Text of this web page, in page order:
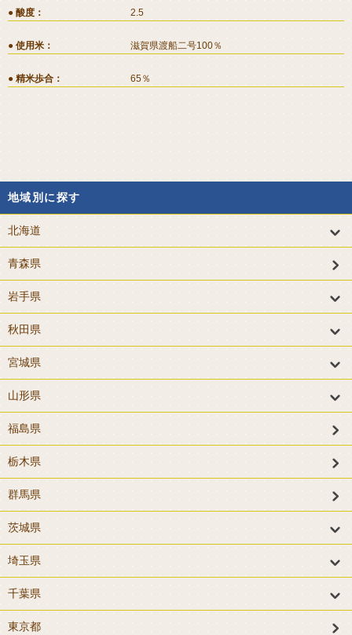
酸度 2.5
使用米 滋賀県渡船二号100％
精米歩合 65％
地域別に探す
北海道
青森県
岩手県
秋田県
宮城県
山形県
福島県
栃木県
群馬県
茨城県
埼玉県
千葉県
東京都